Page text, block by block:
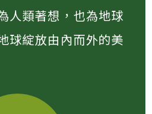
人類著想，也為地球
球綻放由內而外的美